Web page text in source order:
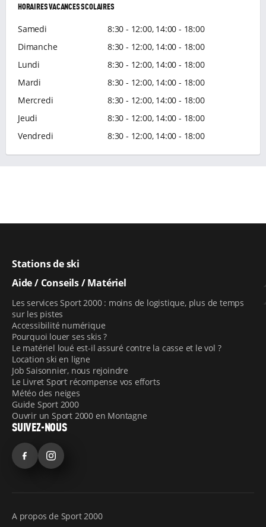
HORAIRES VACANCES SCOLAIRES
Samedi
8:30 - 12:00, 14:00 - 18:00
Dimanche
8:30 - 12:00, 14:00 - 18:00
Lundi
8:30 - 12:00, 14:00 - 18:00
Mardi
8:30 - 12:00, 14:00 - 18:00
Mercredi
8:30 - 12:00, 14:00 - 18:00
Jeudi
8:30 - 12:00, 14:00 - 18:00
Vendredi
8:30 - 12:00, 14:00 - 18:00
Stations de ski
Aide / Conseils / Matériel
Les services Sport 2000 : moins de logistique, plus de temps
sur les pistes
Accessibilité numérique
Pourquoi louer ses skis ?
Le matériel loué est-il assuré contre la casse et le vol ?
Location ski en ligne
Job Saisonnier, nous rejoindre
Le Livret Sport récompense vos efforts
Météo des neiges
Guide Sport 2000
Ouvrir un Sport 2000 en Montagne
SUIVEZ-NOUS
FacebookInstagram
A propos de Sport 2000